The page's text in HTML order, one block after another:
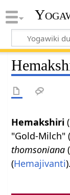
Hemakshiri (
"Gold-Milch" (
thomsoniana (
(Hemajivanti).